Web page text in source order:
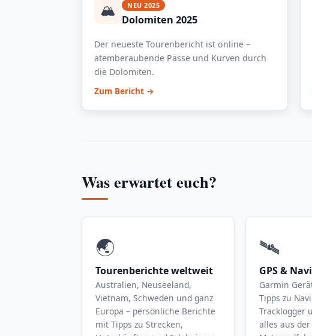
🏔️ NEU 2025
Dolomiten 2025
Der neueste Tourenbericht ist online –
atemberaubende Pässe und Kurven durch
die Dolomiten.
Zum Bericht →
Was erwartet euch?
🌏
Tourenberichte weltweit
Australien, Neuseeland,
Vietnam, Schweden und ganz
Europa – persönliche Berichte
mit Tipps zu Strecken,
🛰️
GPS &
Garmin
Tipps zu
Tracklogger
alles aus